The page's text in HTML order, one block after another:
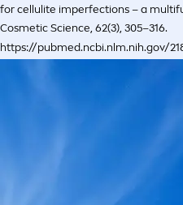
for cellulite imperfections – a
Cosmetic Science, 62(3), 305–316.
https://pubmed.ncbi.nlm.nih.gov/